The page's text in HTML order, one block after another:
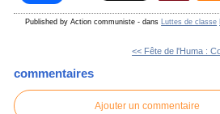
Published by Action communiste - dans Luttes de classe
<< Fête de l'Huma :
commentaires
Ajouter un commentaire